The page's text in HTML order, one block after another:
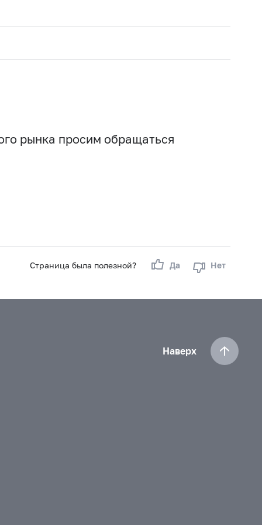
рынка просим обращаться
Страница была полезной? Да Нет
Наверх